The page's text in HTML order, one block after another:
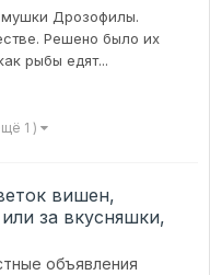
мушки Дрозофилы.
Решено было их
рыбы едят...
1 )
вишен,
за вкусняшки,
объявления